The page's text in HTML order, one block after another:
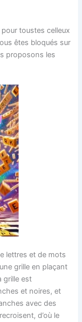
toustes celleux
êtes bloqués sur
proposons les
lettres et de mots
grille en plaçant
grille est
et noires, et
avec des
d’où le